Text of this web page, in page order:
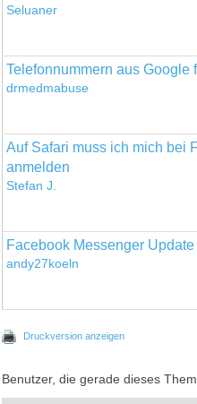
Seluaner
Telefonnummern aus
drmedmabuse
Auf Safari muss ich mich bei
anmelden
Stefan J.
Facebook Messenger
andy27koeln
Druckversion anzeigen
Benutzer, die gerade dieses